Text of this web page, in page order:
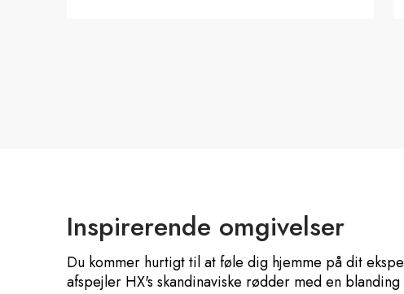
Inspirerende omgivelser
Du kommer hurtigt til at føle dig hjemme på dit
afspejler HX's skandinaviske rødder med en